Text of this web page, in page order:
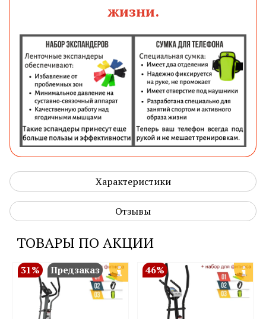
жизни.
Характеристики
Отзывы
ТОВАРЫ ПО АКЦИИ
31% Предзаказ 46%